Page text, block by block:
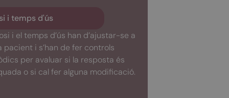
i temps d'ús
i el temps d’ús han d’ajustar-se a
pacient i s’han de fer controls
per avaluar si la resposta és
o si cal fer alguna modificació.